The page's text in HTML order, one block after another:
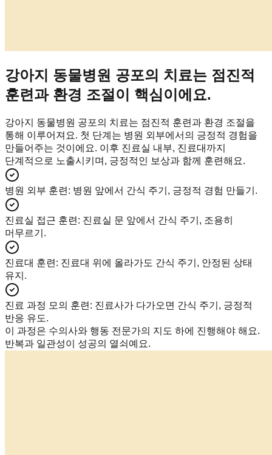
강아지 동물병원 공포의 치료는 점진적
훈련과 환경 조절이 핵심이에요.
강아지 동물병원 공포의 치료는 점진적 훈련과 환경 조절을
통해 이루어져요. 첫 단계는 병원 외부에서의 긍정적 경험을
만들어주는 것이에요. 이후 진료실 내부, 진료대까지
단계적으로 노출시키며, 긍정적인 보상과 함께 훈련해요.
병원 외부 훈련 : 병원 앞에서 간식 주기, 긍정적 경험 만들기.
진료실 접근 훈련 : 진료실 문 앞에서 간식 주기, 조용히
머무르기.
진료대 훈련 : 진료대 위에 올라가도 간식 주기, 안정된 상태
유지.
진료 과정 모의 훈련 : 진료사가 다가오면 간식 주기, 긍정적
반응 유도.
이 과정은 수의사와 행동 전문가의 지도 하에 진행해야 해요.
반복과 일관성이 성공의 열쇠예요.